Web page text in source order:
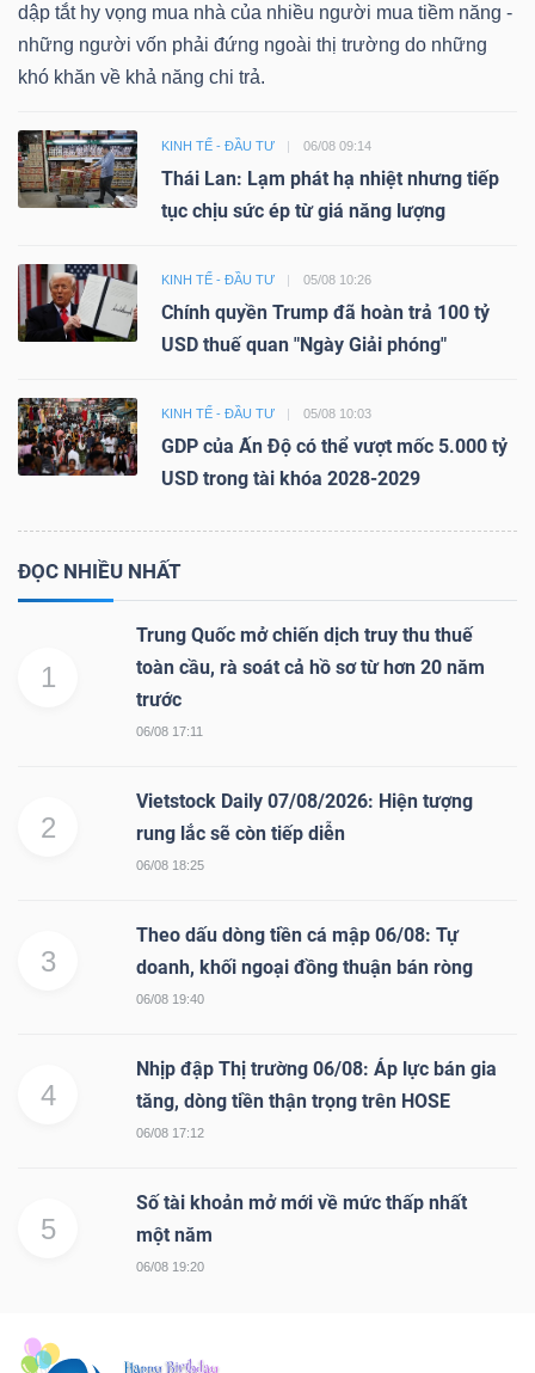
dập tắt hy vọng mua nhà của nhiều người mua tiềm năng -
những người vốn phải đứng ngoài thị trường do những
khó khăn về khả năng chi trả.
KINH TẾ - ĐẦU TƯ 06/08 09:14
Thái Lan: Lạm phát hạ nhiệt nhưng tiếp
tục chịu sức ép từ giá năng lượng
KINH TẾ - ĐẦU TƯ 05/08 10:26
Chính quyền Trump đã hoàn trả 100 tỷ
USD thuế quan "Ngày Giải phóng"
KINH TẾ - ĐẦU TƯ 05/08 10:03
GDP của Ấn Độ có thể vượt mốc 5.000 tỷ
USD trong tài khóa 2028-2029
ĐỌC NHIỀU NHẤT
1
Trung Quốc mở chiến dịch truy thu thuế
toàn cầu, rà soát cả hồ sơ từ hơn 20 năm
trước
06/08 17:11
2
Vietstock Daily 07/08/2026: Hiện tượng
rung lắc sẽ còn tiếp diễn
06/08 18:25
3
Theo dấu dòng tiền cá mập 06/08: Tự
doanh, khối ngoại đồng thuận bán ròng
06/08 19:40
4
Nhịp đập Thị trường 06/08: Áp lực bán gia
tăng, dòng tiền thận trọng trên HOSE
06/08 17:12
5
Số tài khoản mở mới về mức thấp nhất
một năm
06/08 19:20